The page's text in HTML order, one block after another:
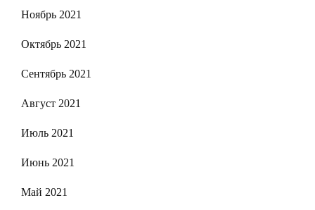
Ноябрь 2021
Октябрь 2021
Сентябрь 2021
Август 2021
Июль 2021
Июнь 2021
Май 2021